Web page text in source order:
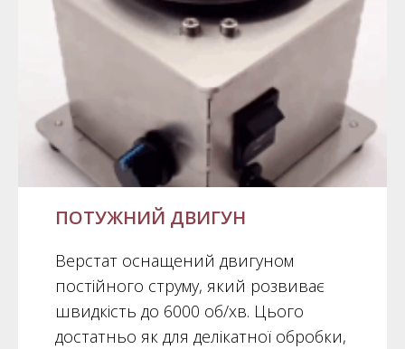
ПОТУЖНИЙ ДВИГУН
Верстат оснащений двигуном
постійного струму, який розвиває
швидкість до 6000 об/хв. Цього
достатньо як для делікатної обробки,